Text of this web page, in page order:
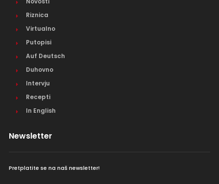
Riznica
Virtualno
Putopisi
Auf Deutsch
Duhovno
Intervju
Recepti
In English
Newsletter
Pretplatite se na naš newsletter!